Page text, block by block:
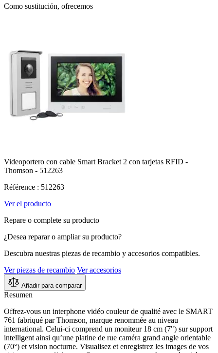
Como sustitución, ofrecemos
Videoportero con cable Smart Bracket 2 con tarjetas RFID -
Thomson - 512263
Référence : 512263
Ver el producto
Repare o complete su producto
¿Desea reparar o ampliar su producto?
Descubra nuestras piezas de recambio y accesorios compatibles.
Ver piezas de recambio Ver accesorios
Añadir para comparar
Resumen
Offrez-vous un interphone vidéo couleur de qualité avec le SMART
761 fabriqué par Thomson, marque renommée au niveau
international. Celui-ci comprend un moniteur 18 cm (7") sur support
intelligent ainsi qu’une platine de rue caméra grand angle orientable
(70°) et vision nocturne. Visualisez et enregistrez les images de vos